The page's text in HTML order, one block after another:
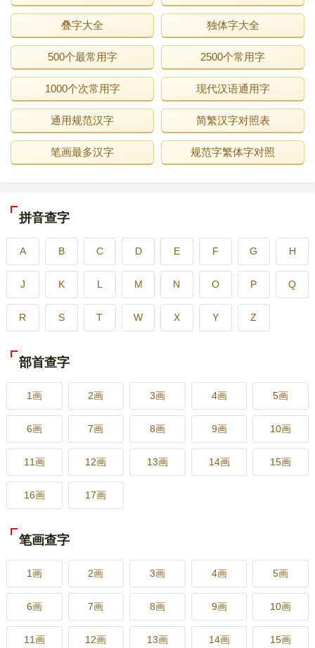
叠字大全 独体字大全
500个最常用字 2500个常用字
1000个次常用字 现代汉语通用字
通用规范汉字 简繁汉字对照表
笔画最多汉字 规范字繁体字对照
拼音查字
A B C D E F G H
J K L M N O P Q
R S T W X Y Z
部首查字
1画 2画 3画 4画 5画
6画 7画 8画 9画 10画
11画 12画 13画 14画 15画
16画 17画
笔画查字
1画 2画 3画 4画 5画
6画 7画 8画 9画 10画
11画 12画 13画 14画 15画